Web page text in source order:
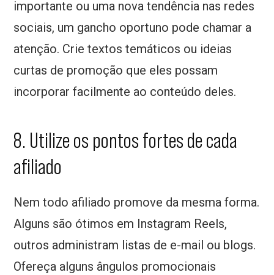
importante ou uma nova tendência nas redes
sociais, um gancho oportuno pode chamar a
atenção. Crie textos temáticos ou ideias
curtas de promoção que eles possam
incorporar facilmente ao conteúdo deles.
8. Utilize os pontos fortes de cada
afiliado
Nem todo afiliado promove da mesma forma.
Alguns são ótimos em Instagram Reels,
outros administram listas de e-mail ou blogs.
Ofereça alguns ângulos promocionais